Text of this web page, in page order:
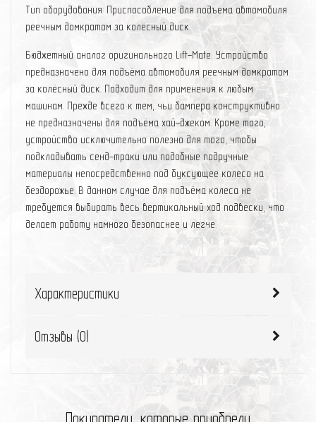
Тип оборудования: Приспособление для подъёма автомобиля
реечным домкратом за колёсный диск.
Бюджетный аналог оригинального Lift-Mate. Устройство
предназначено для подъёма автомобиля реечным домкратом
за колёсный диск. Подходит для применения к любым
машинам. Прежде всего к тем, чьи бампера конструктивно
не предназначены для подъёма хай-джеком. Кроме того,
устройство исключительно полезно для того, чтобы
подкладывать сенд-траки или подобные подручные
материалы непосредственно под буксующее колесо на
бездорожье. В данном случае для подъёма колеса не
требуется выбирать весь вертикальный ход подвески, что
делает работу намного безопаснее и легче.
Характеристики
Отзывы (0)